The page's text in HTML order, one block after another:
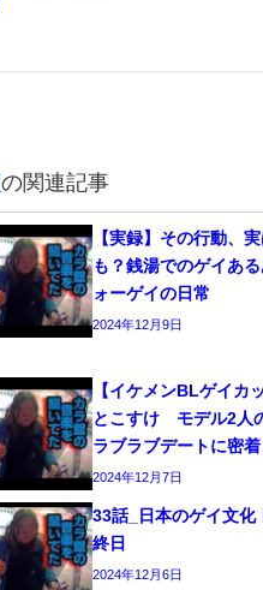
の関連記事
【実録】その行動、
も？銭湯でのゲイあ
ォーゲイの日常
2024年12月9日
【イケメンBLゲイカ
とこすけ モデル2人
ラブラブデートに密着
2024年12月7日
33話_日本のゲイ文化
終日
2024年12月6日